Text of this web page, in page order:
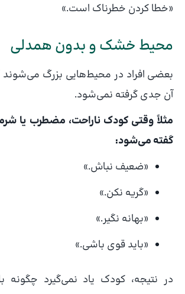
«خطا کردن خطرناک است.»
محیط خشک و بدون همدلی
بعضی افراد در محیط‌هایی بزرگ
آن جدی گرفته نمی‌شود.
مثلاً وقتی کودک ناراحت، مضطرب یا
گفته می‌شود:
«ضعیف نباش.»
«گریه نکن.»
«بهانه نگیر.»
«باید قوی باشی.»
در نتیجه، کودک یاد نمی‌گیرد چگونه